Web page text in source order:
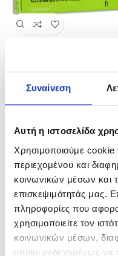
Συναίνεση
Αυτή η ιστοσελίδα
Χρησιμοποιούμε cookie
περιεχομένου και
κοινωνικών μέσων και
επισκεψιμότητάς μας.
πληροφορίες που
χρησιμοποιείτε τον
κοινωνικών μέσων,
οποίοι ενδεχομένως να
Δερματολογικά